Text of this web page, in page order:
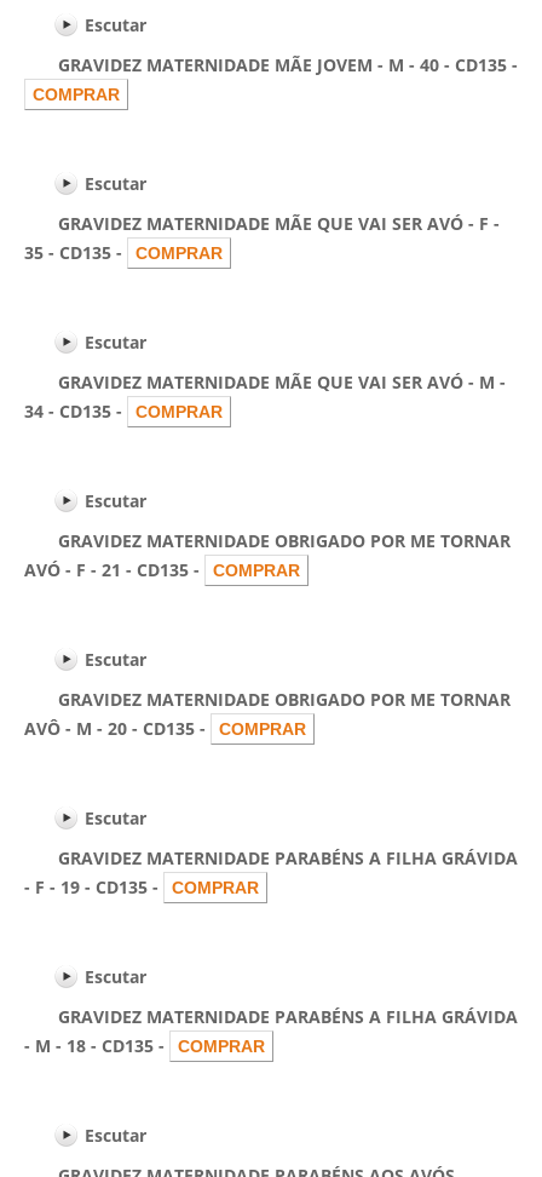
Escutar
GRAVIDEZ MATERNIDADE MÃE JOVEM - M - 40 - CD135 -
Escutar
GRAVIDEZ MATERNIDADE MÃE QUE VAI SER AVÓ - F -
35 - CD135 -
Escutar
GRAVIDEZ MATERNIDADE MÃE QUE VAI SER AVÓ - M -
34 - CD135 -
Escutar
GRAVIDEZ MATERNIDADE OBRIGADO POR ME TORNAR
AVÓ - F - 21 - CD135 -
Escutar
GRAVIDEZ MATERNIDADE OBRIGADO POR ME TORNAR
AVÔ - M - 20 - CD135 -
Escutar
GRAVIDEZ MATERNIDADE PARABÉNS A FILHA GRÁVIDA
- F - 19 - CD135 -
Escutar
GRAVIDEZ MATERNIDADE PARABÉNS A FILHA GRÁVIDA
- M - 18 - CD135 -
Escutar